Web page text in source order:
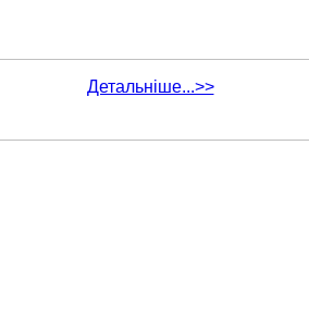
Детальніше...>>